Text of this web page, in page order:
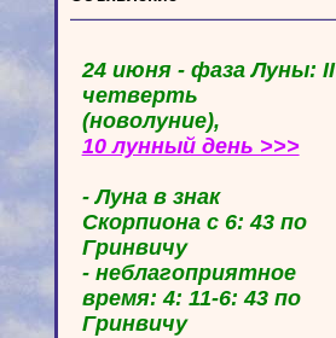
24 июня - фаза Луны: II
четверть
(новолуние),
10 лунный день >>>
- Луна в знак
Скорпиона с 6: 43 по
Гринвичу
- неблагоприятное
время: 4: 11-6: 43 по
Гринвичу